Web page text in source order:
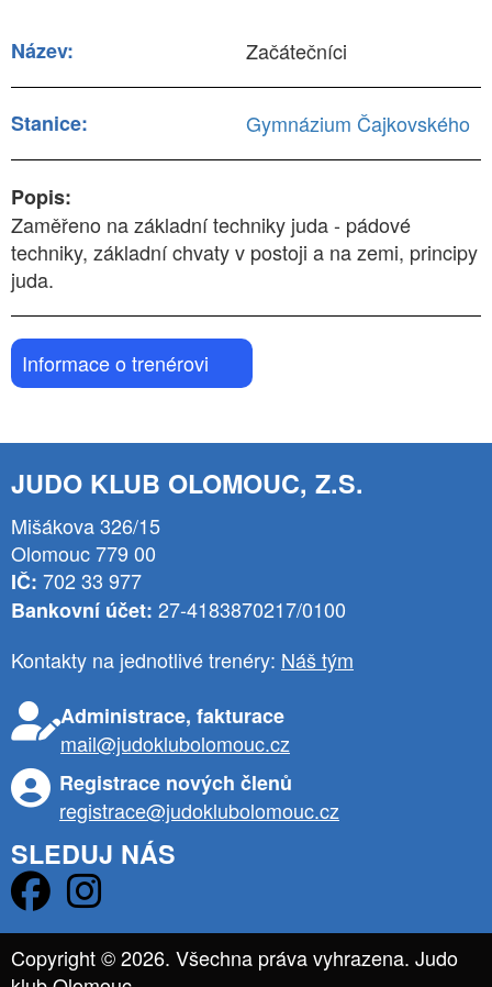
Název: Začátečníci
Stanice: Gymnázium Čajkovského
Popis:
Zaměřeno na základní techniky juda - pádové
techniky, základní chvaty v postoji a na zemi, principy
juda.
Informace o trenérovi
JUDO KLUB OLOMOUC, Z.S.
Mišákova 326/15
Olomouc 779 00
IČ: 702 33 977
Bankovní účet: 27-4183870217/0100
Kontakty na jednotlivé trenéry: Náš tým
Administrace, fakturace
mail@judoklubolomouc.cz
Registrace nových členů
registrace@judoklubolomouc.cz
SLEDUJ NÁS
Copyright © 2026. Všechna práva vyhrazena. Judo